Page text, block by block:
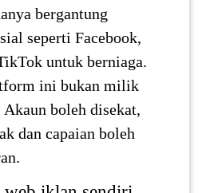
bergantung
seperti Facebook,
untuk berniaga.
ini bukan milik
boleh disekat,
dan capaian boleh